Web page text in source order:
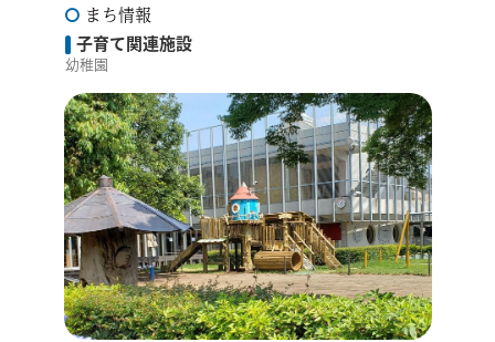
まち情報
子育て関連施設
幼稚園